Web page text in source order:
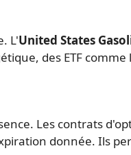
L'United States
des ETF comme
Les contrats
donnée. Ils